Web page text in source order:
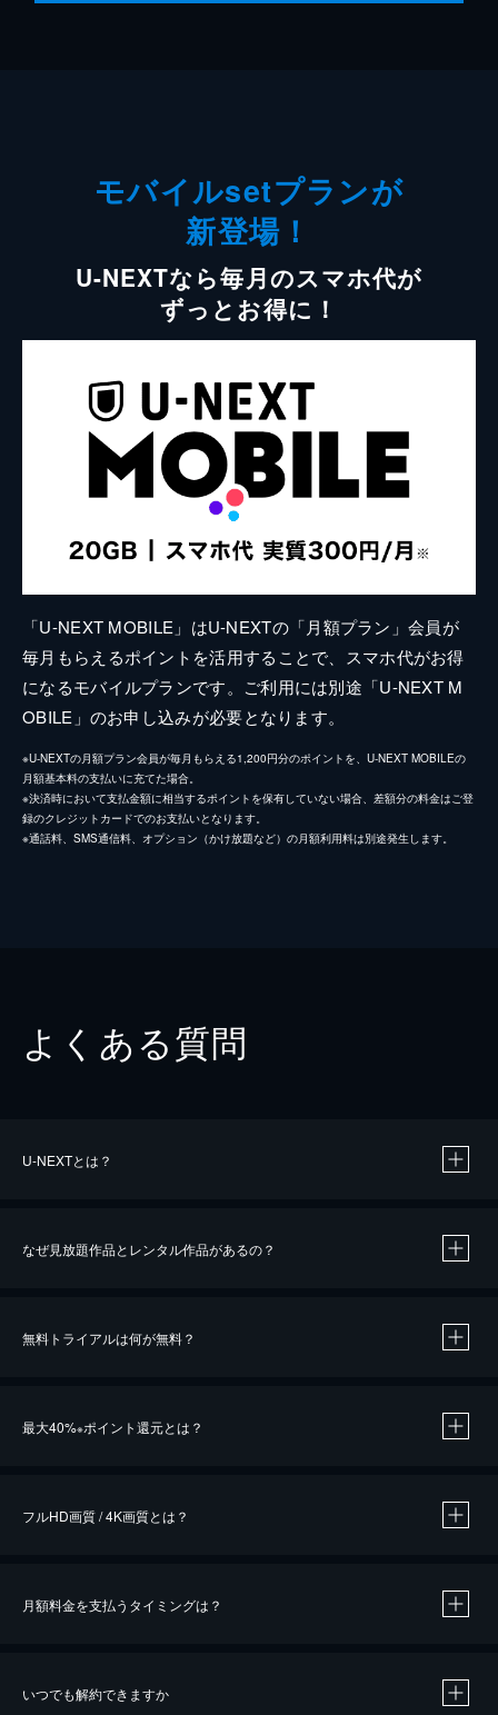
モバイルsetプランが
新登場！
U-NEXTなら毎月のスマホ代が
ずっとお得に！
「U-NEXT MOBILE」はU-NEXTの「月額プラン」会員が
毎月もらえるポイントを活用することで、スマホ代がお得
になるモバイルプランです。ご利用には別途「U-NEXT M
OBILE」のお申し込みが必要となります。
※U-NEXTの月額プラン会員が毎月もらえる1,200円分のポイントを、U-NEXT MOBILEの
月額基本料の支払いに充てた場合。
※決済時において支払金額に相当するポイントを保有していない場合、差額分の料金はご登
録のクレジットカードでのお支払いとなります。
※通話料、SMS通信料、オプション（かけ放題など）の月額利用料は別途発生します。
よくある質問
U-NEXTとは？
なぜ見放題作品とレンタル作品があるの？
無料トライアルは何が無料？
最大40%※ポイント還元とは？
※40％ポイント還元の対象は、クレジットカード決済による作品の購入 / レンタルです。
フルHD画質 / 4K画質とは？
月額料金を支払うタイミングは？
いつでも解約できますか